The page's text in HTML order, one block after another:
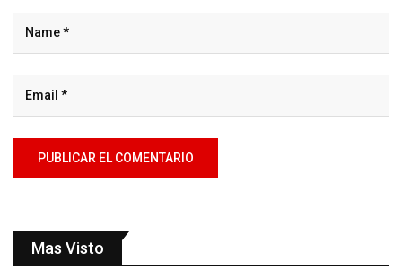
Mas Visto